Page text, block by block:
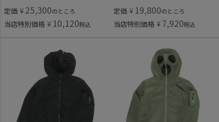
定価 ¥ 25,300のところ
当店特別価格 ¥ 10,120税込
定価 ¥ 19,800のところ
当店特別価格 ¥ 7,920税込